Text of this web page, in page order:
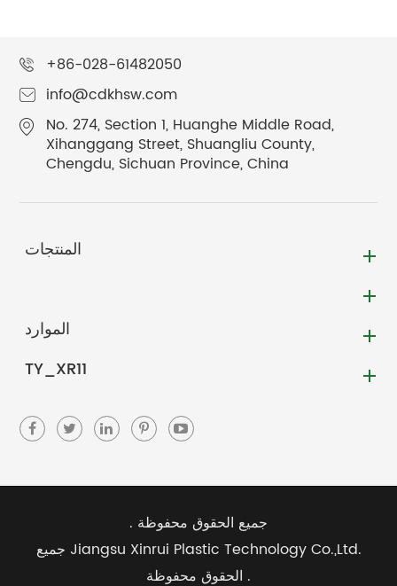
+86-028-61482050
info@cdkhsw.com
No. 274, Section 1, Huanghe Middle Road,
Xihanggang Street, Shuangliu County,
Chengdu, Sichuan Province, China
المنتجات
الموارد
TY_XR11
جميع الحقوق محفوظة .
Jiangsu Xinrui Plastic Technology Co.,Ltd. جميع
الحقوق محفوظة .